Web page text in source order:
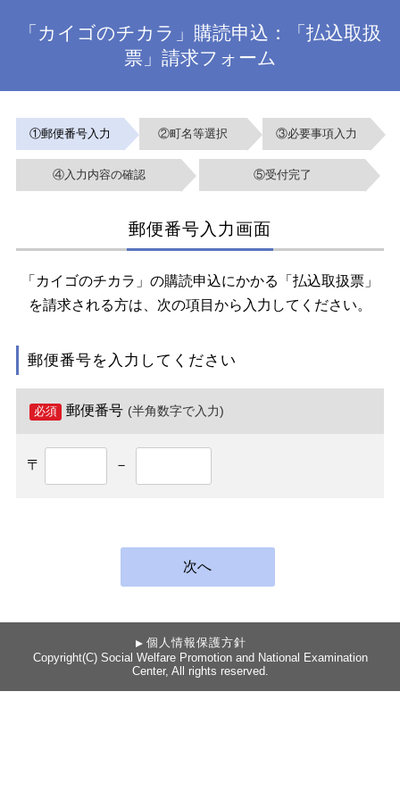
「カイゴのチカラ」購読申込：「払込取扱
票」請求フォーム
①郵便番号入力 ②町名等選択 ③必要事項入力
④入力内容の確認 ⑤受付完了
郵便番号入力画面
「カイゴのチカラ」の購読申込にかかる「払込取扱票」
を請求される方は、次の項目から入力してください。
郵便番号を入力してください
必須 郵便番号 (半角数字で入力)
〒 －
個人情報保護方針
Copyright(C) Social Welfare Promotion and National Examination
Center, All rights reserved.